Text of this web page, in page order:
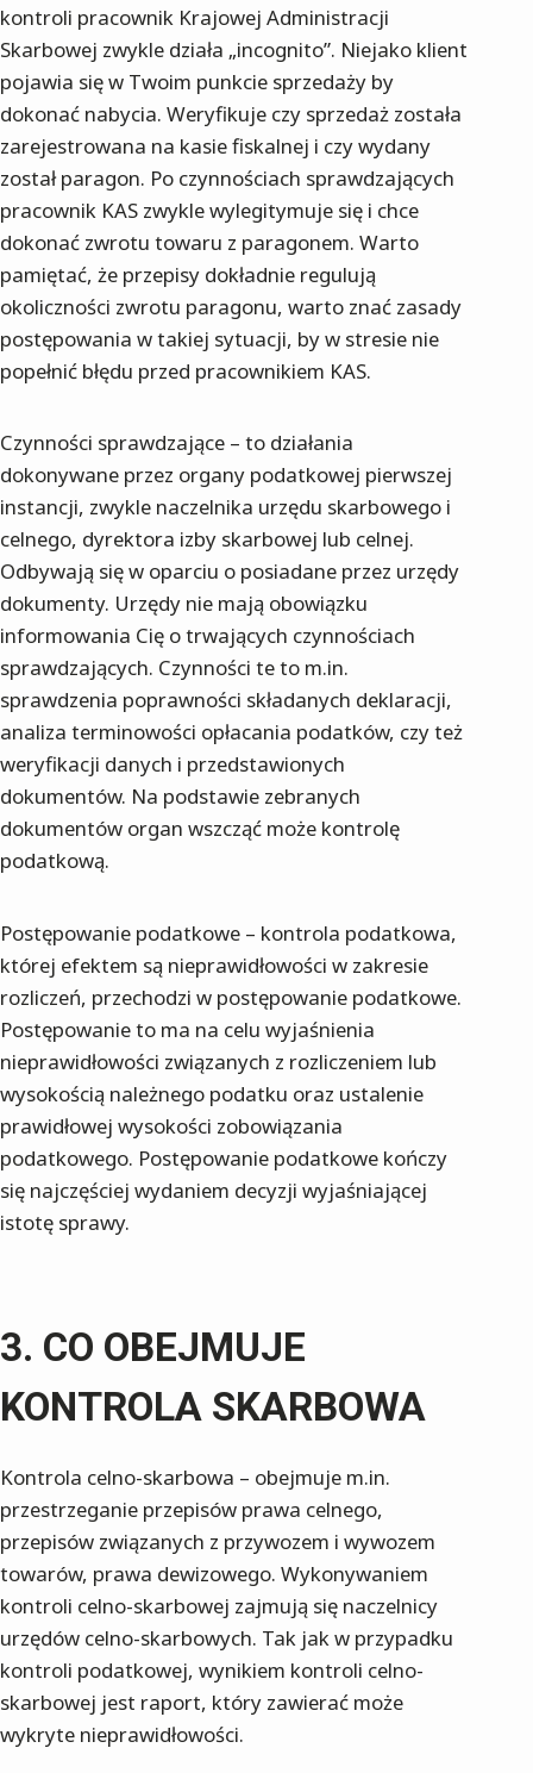
kontroli pracownik Krajowej Administracji
Skarbowej zwykle działa „incognito”. Niejako klient
pojawia się w Twoim punkcie sprzedaży by
dokonać nabycia. Weryfikuje czy sprzedaż została
zarejestrowana na kasie fiskalnej i czy wydany
został paragon. Po czynnościach sprawdzających
pracownik KAS zwykle wylegitymuje się i chce
dokonać zwrotu towaru z paragonem. Warto
pamiętać, że przepisy dokładnie regulują
okoliczności zwrotu paragonu, warto znać zasady
postępowania w takiej sytuacji, by w stresie nie
popełnić błędu przed pracownikiem KAS.
Czynności sprawdzające – to działania
dokonywane przez organy podatkowej pierwszej
instancji, zwykle naczelnika urzędu skarbowego i
celnego, dyrektora izby skarbowej lub celnej.
Odbywają się w oparciu o posiadane przez urzędy
dokumenty. Urzędy nie mają obowiązku
informowania Cię o trwających czynnościach
sprawdzających. Czynności te to m.in.
sprawdzenia poprawności składanych deklaracji,
analiza terminowości opłacania podatków, czy też
weryfikacji danych i przedstawionych
dokumentów. Na podstawie zebranych
dokumentów organ wszcząć może kontrolę
podatkową.
Postępowanie podatkowe – kontrola podatkowa,
której efektem są nieprawidłowości w zakresie
rozliczeń, przechodzi w postępowanie podatkowe.
Postępowanie to ma na celu wyjaśnienia
nieprawidłowości związanych z rozliczeniem lub
wysokością należnego podatku oraz ustalenie
prawidłowej wysokości zobowiązania
podatkowego. Postępowanie podatkowe kończy
się najczęściej wydaniem decyzji wyjaśniającej
istotę sprawy.
CO OBEJMUJE
KONTROLA SKARBOWA
Kontrola celno-skarbowa – obejmuje m.in.
przestrzeganie przepisów prawa celnego,
przepisów związanych z przywozem i wywozem
towarów, prawa dewizowego. Wykonywaniem
kontroli celno-skarbowej zajmują się naczelnicy
urzędów celno-skarbowych. Tak jak w przypadku
kontroli podatkowej, wynikiem kontroli celno-
skarbowej jest raport, który zawierać może
wykryte nieprawidłowości.